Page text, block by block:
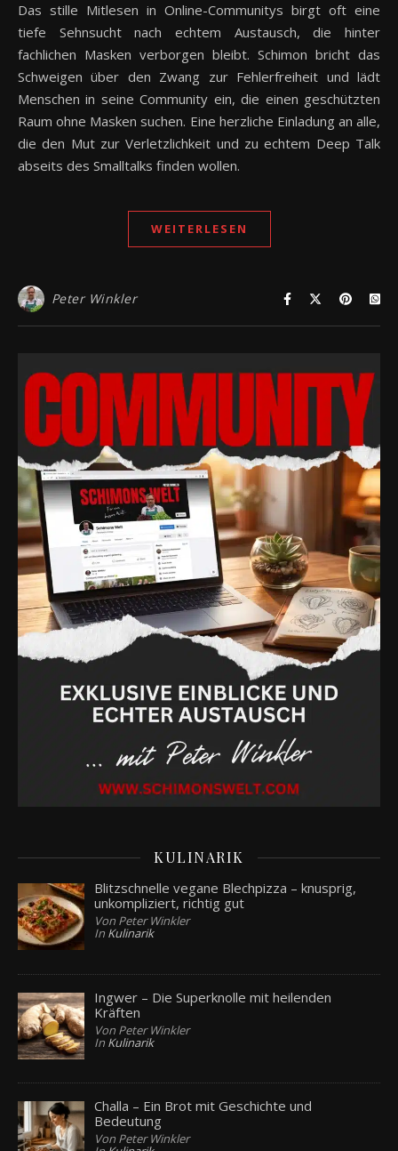
Das stille Mitlesen in Online-Communitys birgt oft eine
tiefe Sehnsucht nach echtem Austausch, die hinter
fachlichen Masken verborgen bleibt. Schimon bricht das
Schweigen über den Zwang zur Fehlerfreiheit und lädt
Menschen in seine Community ein, die einen geschützten
Raum ohne Masken suchen. Eine herzliche Einladung an alle,
die den Mut zur Verletzlichkeit und zu echtem Deep Talk
abseits des Smalltalks finden wollen.
WEITERLESEN
Peter Winkler
KULINARIK
Blitzschnelle vegane Blechpizza – knusprig,
unkompliziert, richtig gut
Von Peter Winkler
In Kulinarik
Ingwer – Die Superknolle mit heilenden
Kräften
Von Peter Winkler
In Kulinarik
Challa – Ein Brot mit Geschichte und
Bedeutung
Von Peter Winkler